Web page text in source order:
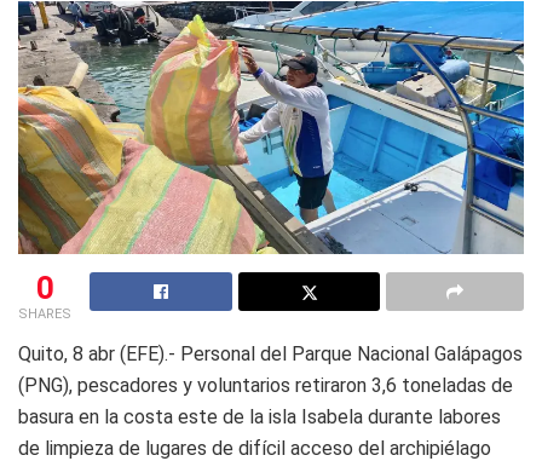
0
SHARES
Quito, 8 abr (EFE).- Personal del Parque Nacional Galápagos
(PNG), pescadores y voluntarios retiraron 3,6 toneladas de
basura en la costa este de la isla Isabela durante labores
de limpieza de lugares de difícil acceso del archipiélago